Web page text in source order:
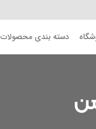
دسته بندی محصولات